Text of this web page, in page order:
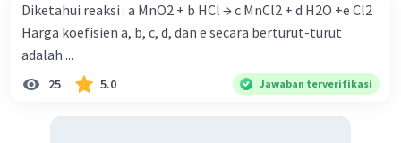
Diketahui reaksi : a MnO2 + b HCl → c MnCl2 + d H2O +e Cl2
Harga koefisien a, b, c, d, dan e secara berturut-turut
adalah ...
25 5.0 Jawaban terverifikasi